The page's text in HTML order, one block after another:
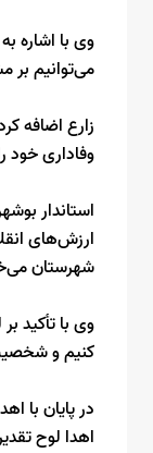
وی با اشاره
می‌توانیم بر
زارع اضافه
وفاداری خود
استاندار
ارزش‌های
شهرستان
وی با تأکید
کنیم و
در پایان با
اهدا لوح